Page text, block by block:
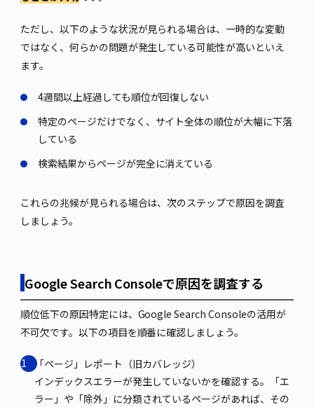
ただし、以下のような状況が見られる場合は、一時的な変動
ではなく、何らかの問題が発生している可能性が高いといえ
ます。
4週間以上経過しても順位が回復しない
特定のページだけでなく、サイト全体の順位が大幅に下落
している
検索結果からページが完全に消えている
これらの兆候が見られる場合は、次のステップで原因を調査
しましょう。
Google Search Consoleで原因を調査する
順位低下の原因特定には、Google Search Consoleの活用が
不可欠です。以下の項目を順番に確認しましょう。
「ページ」レポート（旧カバレッジ）
インデックスエラーが発生していないかを確認する。「エ
ラー」や「除外」に分類されているページがあれば、その